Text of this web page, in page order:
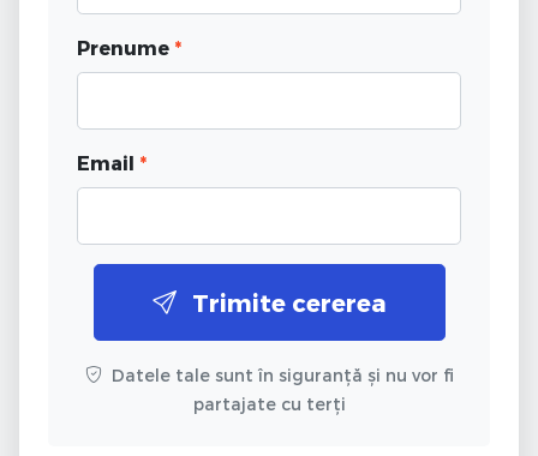
Prenume *
Email *
Trimite cererea
Datele tale sunt în siguranță și nu vor fi
partajate cu terți